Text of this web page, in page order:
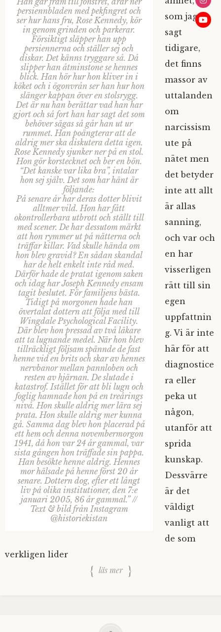
persiennbladen med pekfingret och
ser hur hans fru, Rose Kennedy, kör
in genom grinden och parkerar.
Försiktigt släpper han upp
persiennerna och ställer sej och
diskar. Det känns tryggare så. Då
slipper han åtminstone se hennes
blick. Han hör hur hon kliver in i
köket och i ögonvrån ser han hur hon
slänger kappan över en stolsrygg.
Det är nu han berättar vad han har
gjort och så fort han har sagt det som
behöver sägas så går han ut ur
rummet. Han poängterar att de
aldrig mer ska diskutera detta igen.
Rose Kennedy sjunker ner på en stol.
Hon gör korstecknet och ber en bön.
“Det kanske var lika bra”, intalar
hon sej själv. Det som har hänt är
följande:
På senare år har deras dotter blivit
alltmer vild. Hon har fått
okontrollerbara utbrott och ställt till
med scener. De har dessutom märkt
att hon rymmer ut på nätterna och
träffar killar. Vad skulle hända om
hon blev gravid? En sådan skandal
har de helt enkelt inte råd med.
Därför hade de pratat igenom saken
och idag har Joseph Kennedy ensam
tagit beslutet. För familjens bästa.
Tidigt på morgonen hade han
övertalat dottern att följa med till
Wingdale Psychological Facility.
Där blev hon pressad av två läkare
att ta lugnande medel. När hon blev
tillräckligt följsam spännde de fast
henne vid en brits och skar av hennes
nervbanor mellan pannloben och
resten av hjärnan. De slutade i
katastrof. Istället för att bli lugn och
foglig hamnade hon på en treårings
nivå. Hon skulle aldrig mer lära sej
prata. Hon skulle aldrig mer kunna
gå. Samma dag blev hon placerad på
ett hem och denna novembermorgon
1941, då hon var 24 år gammal, var
sista gången hon träffade sin pappa.
Han besökte henne aldrig. Hennes
mor hälsade på henne först 20 år
senare. Dottern dog, efter ett långt
liv på olika institutioner, den 7:e
januari 2005, 86 år gammal.” //
Text & bild från Instagram
@historiekistan
som jag
sagt
tidigare,
det finns
massor av
uttalanden
om
narcissism
ute på
nätet men
det betyder
inte att allt
är allas
sanning,
och var och
en har
visserligen
rätt till sin
egen
uppfattnin
g. Vi är inte
här för att
diagnostice
ra eller
peka ut
någon,
utanför att
sprida
kunskap.
Dessvärre
är det
väldigt
vanligt att
de som
verkligen lider
läs mer